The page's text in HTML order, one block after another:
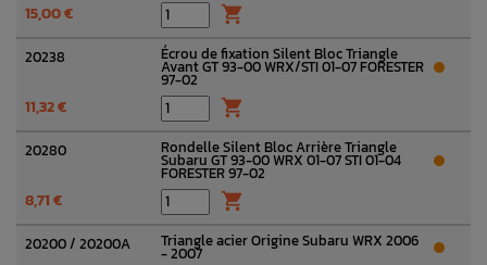
15,00 € 
20238 Écrou de fixation Silent Bloc Triangle
Avant GT 93-00 WRX/STI 01-07 FORESTER
97-02
11,32 € 
20280 Rondelle Silent Bloc Arrière Triangle
Subaru GT 93-00 WRX 01-07 STI 01-04
FORESTER 97-02
8,71 € 
20200 / 20200A Triangle acier Origine Subaru WRX 2006
- 2007